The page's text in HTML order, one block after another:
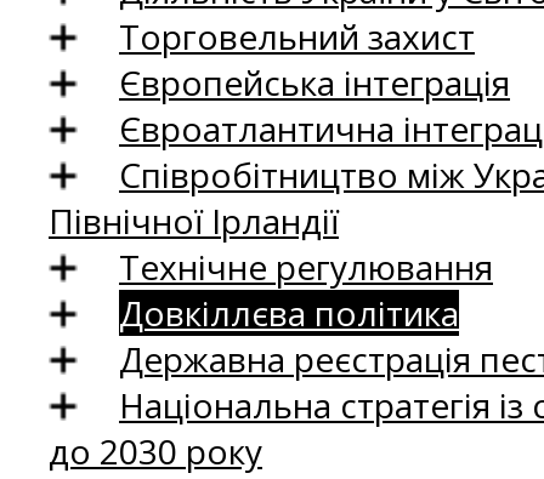
Торговельний захист
Європейська інтеграція
Євроатлантична
Співробітництво між
Північної Ірландії
Технічне регулювання
Довкіллєва політика
Державна реєстрація
Національна стратегія
до 2030 року